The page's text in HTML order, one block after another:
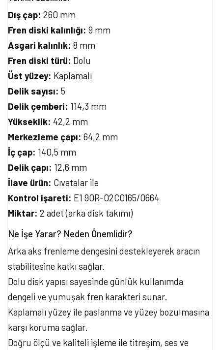
Dış çap: 260 mm
Fren diski kalınlığı: 9 mm
Asgari kalınlık: 8 mm
Fren diski türü: Dolu
Üst yüzey: Kaplamalı
Delik sayısı: 5
Delik çemberi: 114,3 mm
Yükseklik: 42,2 mm
Merkezleme çapı: 64,2 mm
İç çap: 140,5 mm
Delik çapı: 12,6 mm
İlave ürün: Cıvatalar ile
Kontrol işareti: E1 90R-02C0165/0664
Miktar: 2 adet (arka disk takımı)
Ne İşe Yarar? Neden Önemlidir?
Arka aks frenleme dengesini destekleyerek aracın
stabilitesine katkı sağlar.
Dolu disk yapısı sayesinde günlük kullanımda
dengeli ve yumuşak fren karakteri sunar.
Kaplamalı yüzey ile paslanma ve yüzey bozulmasına
karşı koruma sağlar.
Doğru ölçü ve kaliteli işleme ile titreşim, ses ve